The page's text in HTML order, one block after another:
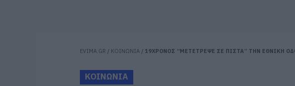
EVIMA.GR / ΚΟΙΝΩΝΙΑ / 19ΧΡΟΝΟΣ “ΜΕΤΕΤΡΕΨΕ ΣΕ ΠΙΣΤΑ” ΤΗΝ ΕΘΝΙΚΗ
ΚΟΙΝΩΝΙΑ